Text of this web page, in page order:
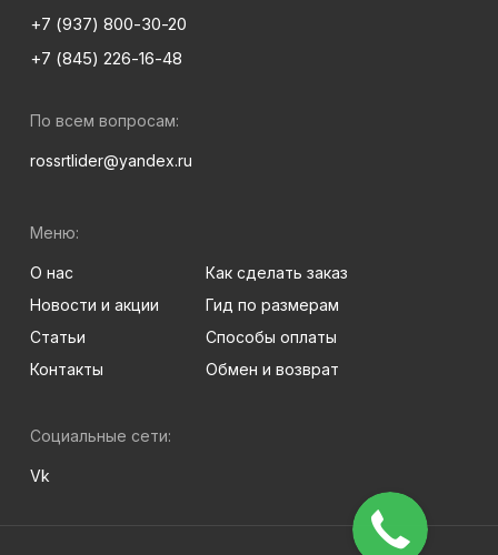
+7 (937) 800-30-20
+7 (845) 226-16-48
По всем вопросам:
rossrtlider@yandex.ru
Меню:
О нас
Новости и акции
Статьи
Контакты
Как сделать заказ
Гид по размерам
Способы оплаты
Обмен и возврат
Социальные сети:
Vk